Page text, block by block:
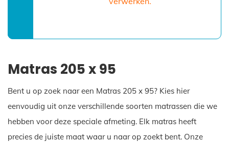
Matras 205 x 95
Bent u op zoek naar een Matras 205 x 95? Kies hier
eenvoudig uit onze verschillende soorten matrassen die we
hebben voor deze speciale afmeting. Elk matras heeft
precies de juiste maat waar u naar op zoekt bent. Onze